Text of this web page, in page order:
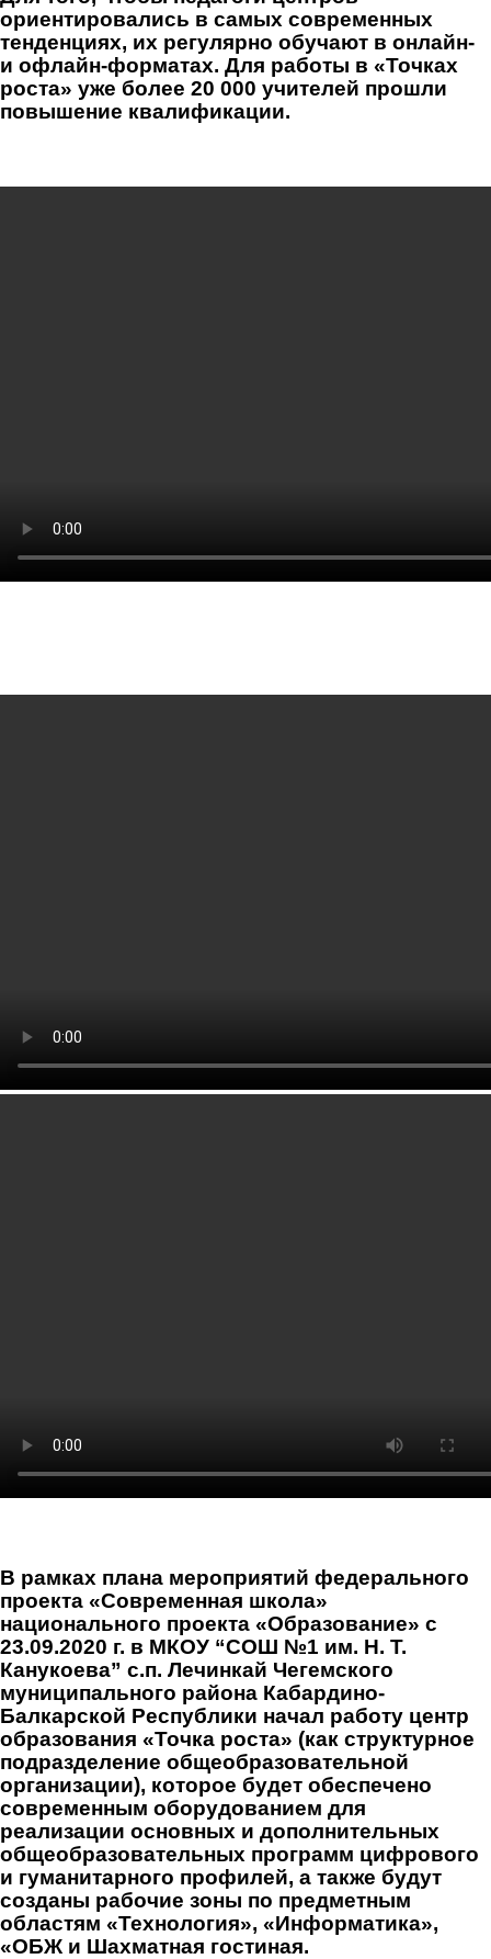
ориентировались в самых современных
тенденциях, их регулярно обучают в онлайн-
и офлайн-форматах. Для работы в «Точках
роста» уже более 20 000 учителей прошли
повышение квалификации.
В рамках плана мероприятий федерального
проекта «Современная школа»
национального проекта «Образование» с
23.09.2020 г. в МКОУ “СОШ №1 им. Н. Т.
Канукоева” с.п. Лечинкай Чегемского
муниципального района Кабардино-
Балкарской Республики начал работу центр
образования «Точка роста» (как структурное
подразделение общеобразовательной
организации), которое будет обеспечено
современным оборудованием для
реализации основных и дополнительных
общеобразовательных программ цифрового
и гуманитарного профилей, а также будут
созданы рабочие зоны по предметным
областям «Технология», «Информатика»,
«ОБЖ и Шахматная гостиная.